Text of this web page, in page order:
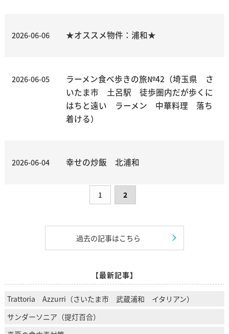
2026-06-06 ★オススメ物件：浦和★
2026-06-05
ラーメン食べ歩きの旅№42（埼玉県 さ
いたま市 土呂駅 徒歩圏内だが歩くに
はちと遠い ラーメン 中華料理 落ち
着ける）
2026-06-04 幸せの炒飯 北浦和
1 2
過去の記事はこちら
【最新記事】
Trattoria Azzurri（さいたま市 武蔵浦和 イタリアン）
サンダーソニア（提灯百合）